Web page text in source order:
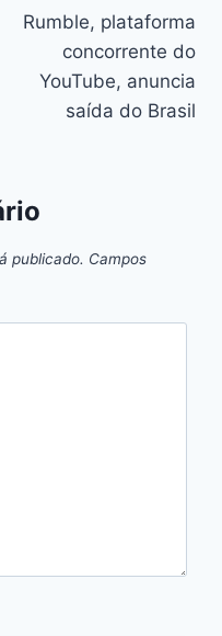
Rumble, plataforma
concorrente do
YouTube, anuncia
saída do Brasil
publicado. Campos